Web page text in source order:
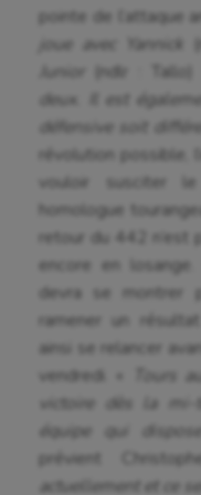
Futsal
Golf
Handisport
Hippisme
Jeux
Korfbal
Longue
pointe de l’attaque
joue avec Yannick
Junior (ndlr : Tallo)
deux. Il est
défensive soit
révolution possible,
vouloir susciter
homologue
retour du 442 n’est
encore en losange.
devra se montrer
ramener un
ainsi se relancer
vendredi. «
Tours
victoire dès la mi-
équipe qui
prévient
actuellement et ce